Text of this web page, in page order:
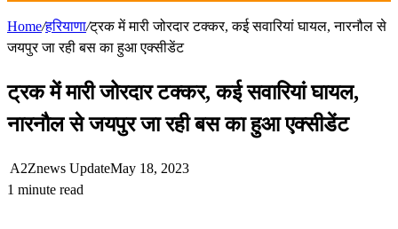
Home/हरियाणा/ट्रक में मारी जोरदार टक्कर, कई सवारियां घायल, नारनौल से
जयपुर जा रही बस का हुआ एक्सीडेंट
ट्रक में मारी जोरदार टक्कर, कई सवारियां घायल,
नारनौल से जयपुर जा रही बस का हुआ एक्सीडेंट
A2Znews UpdateMay 18, 2023
1 minute read